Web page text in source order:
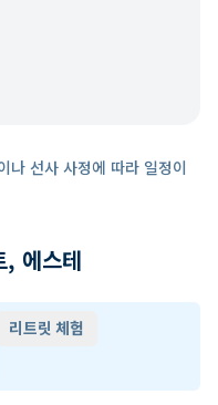
나 선사 사정에 따라 일정이
, 에스테
리트릿 체험